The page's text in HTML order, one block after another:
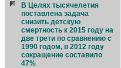
В Целях тысячелетия
поставлена задача
снизить детскую
смертность к 2015 году на
две трети по сравнению с
1990 годом, в 2012 году
сокращение составило
47%